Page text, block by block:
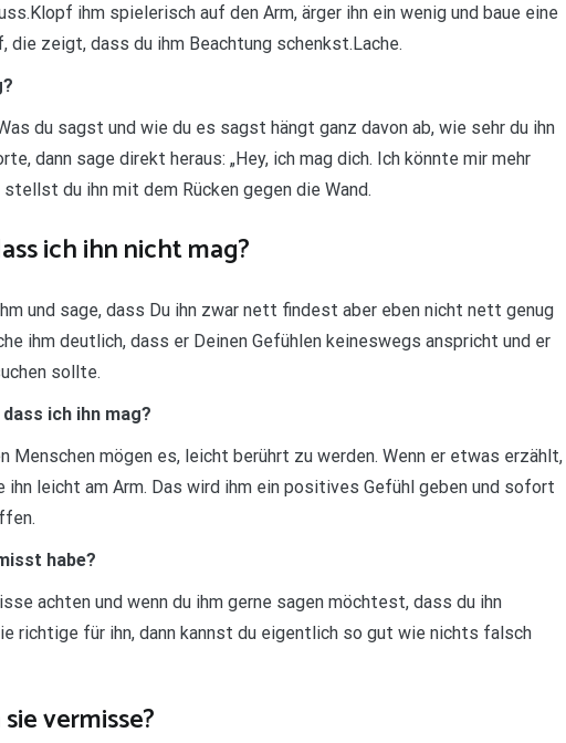
ihm spielerisch auf den Arm, ärger ihn ein wenig und baue eine
die zeigt, dass du ihm Beachtung schenkst.Lache.
du sagst und wie du es sagst hängt ganz davon ab, wie sehr du ihn
dann sage direkt heraus: „Hey, ich mag dich. Ich könnte mir mehr
du ihn mit dem Rücken gegen die Wand.
ich ihn nicht mag?
und sage, dass Du ihn zwar nett findest aber eben nicht nett genug
ihm deutlich, dass er Deinen Gefühlen keineswegs anspricht und er
sollte.
ich ihn mag?
Menschen mögen es, leicht berührt zu werden. Wenn er etwas erzählt,
leicht am Arm. Das wird ihm ein positives Gefühl geben und sofort
habe?
achten und wenn du ihm gerne sagen möchtest, dass du ihn
richtige für ihn, dann kannst du eigentlich so gut wie nichts falsch
vermisse?